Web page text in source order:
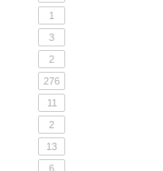
1
3
2
276
11
2
13
6